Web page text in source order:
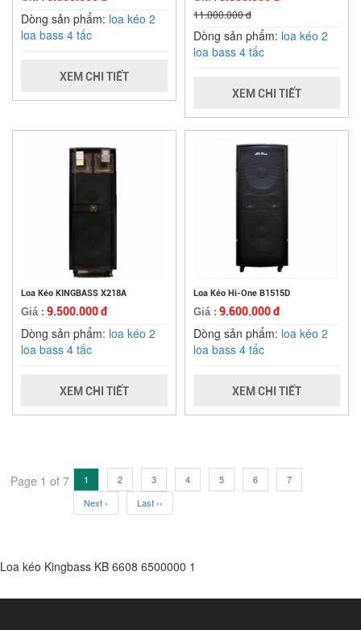
Dòng sản phẩm: loa kéo 2
loa bass 4 tấc
XEM CHI TIẾT
11.000.000 đ
Dòng sản phẩm: loa kéo 2
loa bass 4 tấc
XEM CHI TIẾT
Loa Kéo KINGBASS X218A
Giá : 9.500.000 đ
Dòng sản phẩm: loa kéo 2
loa bass 4 tấc
XEM CHI TIẾT
Loa Kéo Hi-One B1515D
Giá : 9.600.000 đ
Dòng sản phẩm: loa kéo 2
loa bass 4 tấc
XEM CHI TIẾT
Page 1 of 7 1 2 3 4 5 6
7
Next ›
Last ››
Loa kéo Kingbass KB 6608 6500000 1